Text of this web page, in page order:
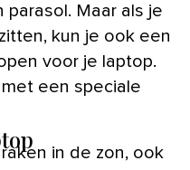
parasol. Maar als je
kun je ook een
voor je laptop.
een speciale
in de zon, ook